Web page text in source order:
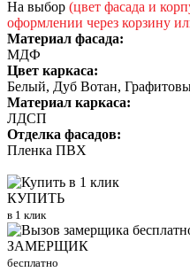
На выбор (цвет фасада и
оформлении через корзину
Материал фасада:
МДФ
Цвет каркаса:
Белый, Дуб Вотан,
Материал каркаса:
ЛДСП
Отделка фасадов:
Пленка ПВХ
КУПИТЬ
в 1 клик
ЗАМЕРЩИК
бесплатно